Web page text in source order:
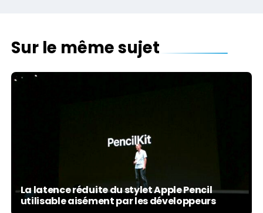
Sur le même sujet
La latence réduite du stylet Apple Pencil
utilisable aisément par les développeurs